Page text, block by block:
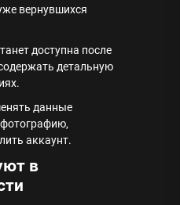
вернувшихся
доступна после
детальную
данные
фотографию,
аккаунт.
в